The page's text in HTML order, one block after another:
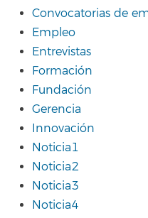
Convocatorias de
Empleo
Entrevistas
Formación
Fundación
Gerencia
Innovación
Noticia1
Noticia2
Noticia3
Noticia4